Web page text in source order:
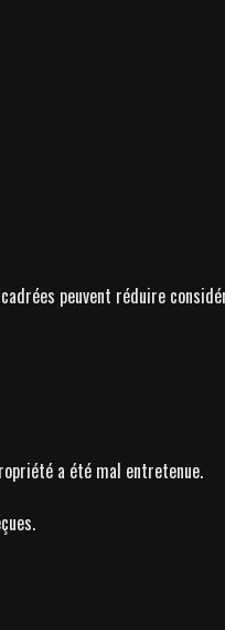
peuvent réduire
a été mal entretenue.